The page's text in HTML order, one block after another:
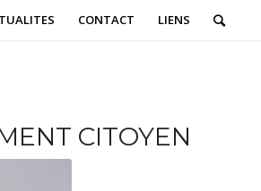
CONTACT LIENS
CITOYEN